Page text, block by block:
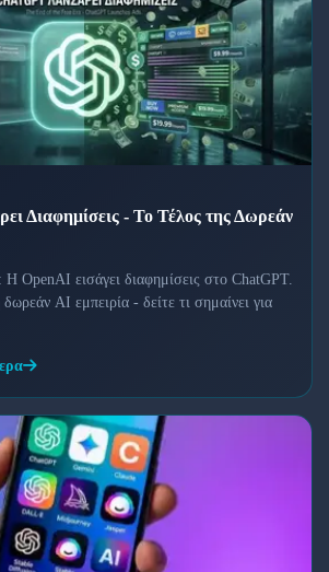
Διαφημίσεις - Το Τέλος της Δωρεάν
Η OpenAI εισάγει διαφημίσεις στο ChatGPT.
AI εμπειρία - δείτε τι σημαίνει για